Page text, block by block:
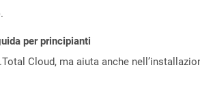
per principianti
Cloud, ma aiuta anche